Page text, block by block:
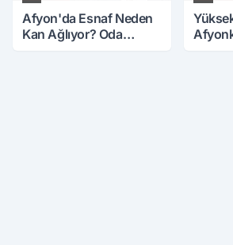
Afyon'da Esnaf Neden
Kan Ağlıyor? Oda